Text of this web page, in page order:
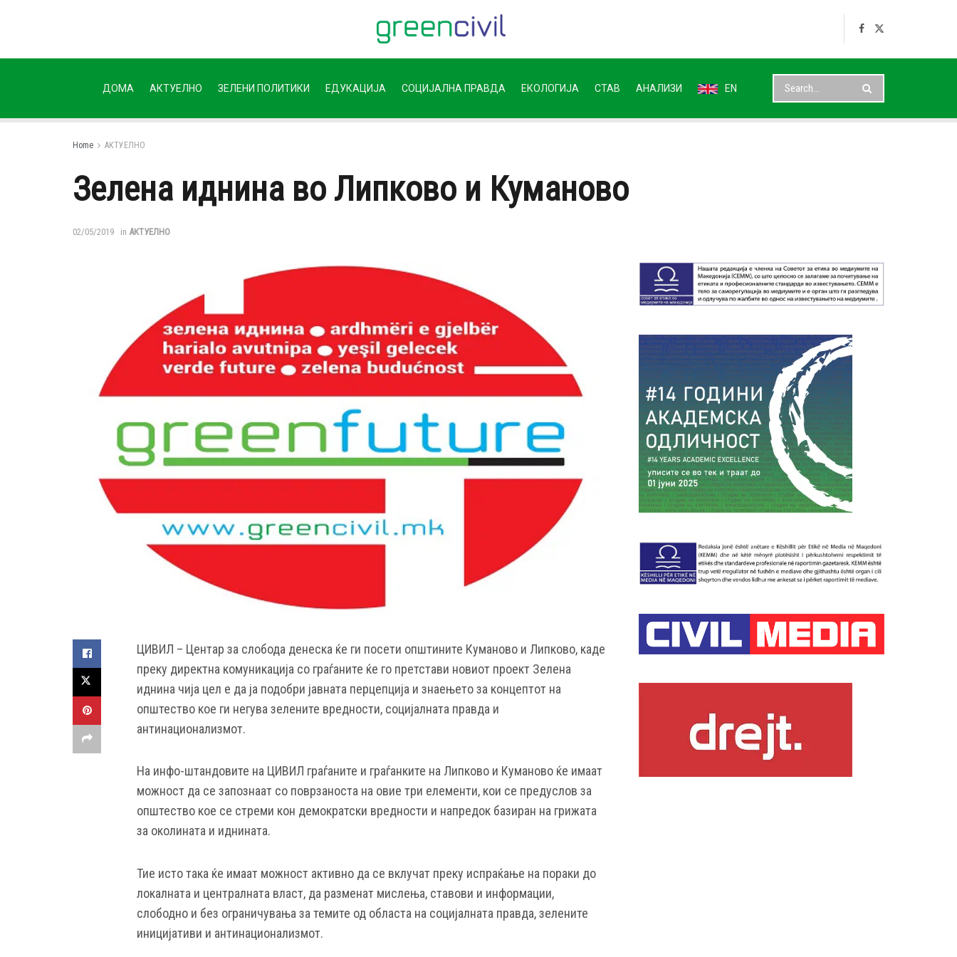
ДОМА АКТУЕЛНО ЗЕЛЕНИ ПОЛИТИКИ ЕДУКАЦИЈА СОЦИЈАЛНА ПРАВДА ЕКОЛОГИЈА СТАВ АНАЛИЗИ EN
Home АКТУЕЛНО
Зелена иднина во Липково и Куманово
02/05/2019 in АКТУЕЛНО
ЦИВИЛ – Центар за слобода денеска ќе ги посети општините Куманово и Липково, каде
преку директна комуникација со граѓаните ќе го претстави новиот проект Зелена
иднина чија цел е да ја подобри јавната перцепција и знаењето за концептот на
општество кое ги негува зелените вредности, социјалната правда и
антинационализмот.
На инфо-штандовите на ЦИВИЛ граѓаните и граѓанките на Липково и Куманово ќе имаат
можност да се запознаат со поврзаноста на овие три елементи, кои се предуслов за
општество кое се стреми кон демократски вредности и напредок базиран на грижата
за околината и иднината.
Тие исто така ќе имаат можност активно да се вклучат преку испраќање на пораки до
локалната и централната власт, да разменат мислења, ставови и информации,
слободно и без ограничувања за темите од областа на социјалната правда, зелените
иницијативи и антинационализмот.